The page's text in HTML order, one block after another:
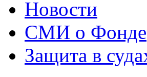
Новости
СМИ о Фонде
Защита в